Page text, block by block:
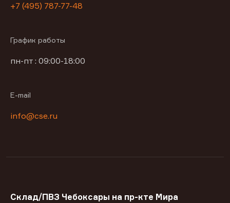
+7 (495) 787-77-48
График работы
пн-пт : 09:00-18:00
E-mail
info@cse.ru
Склад/ПВЗ Чебоксары на пр-кте Мира